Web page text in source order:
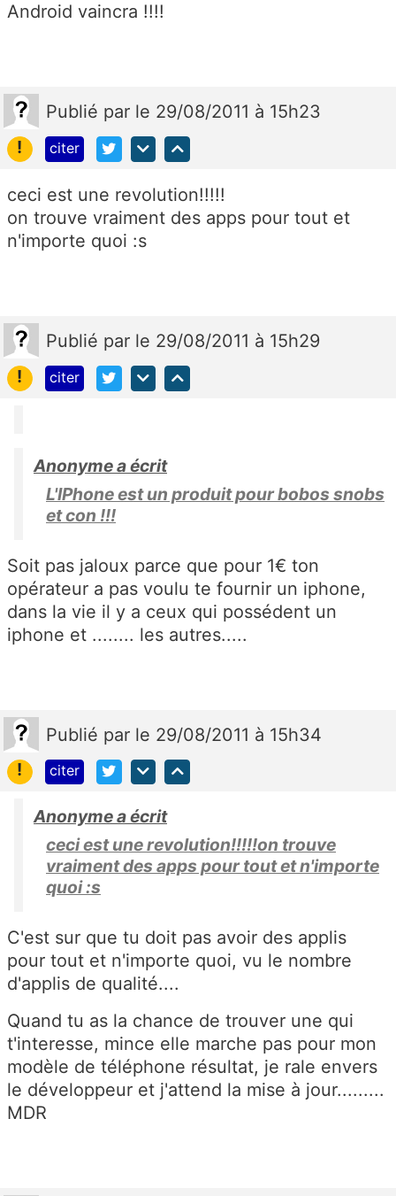
Android vaincra !!!!
Publié par le 29/08/2011 à 15h23
!
citer
ceci est une revolution!!!!!
on trouve vraiment des apps pour tout et
n'importe quoi :s
Publié par le 29/08/2011 à 15h29
!
citer
Anonyme a écrit
L'IPhone est un produit pour bobos snobs
et con !!!
Soit pas jaloux parce que pour 1€ ton
opérateur a pas voulu te fournir un iphone,
dans la vie il y a ceux qui possédent un
iphone et ........ les autres.....
Publié par le 29/08/2011 à 15h34
!
citer
Anonyme a écrit
ceci est une revolution!!!!!on trouve
vraiment des apps pour tout et n'importe
quoi :s
C'est sur que tu doit pas avoir des applis
pour tout et n'importe quoi, vu le nombre
d'applis de qualité....
Quand tu as la chance de trouver une qui
t'interesse, mince elle marche pas pour mon
modèle de téléphone résultat, je rale envers
le développeur et j'attend la mise à jour.........
MDR